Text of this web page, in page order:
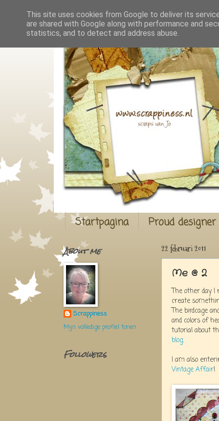
Startpagina Proud
22 februari 2011
Me @ 2
The other day I
create
The birdcage
and colors of
tutorial about
blog.
I am also
Vintage Affair!
About me
Scrappiness
Mijn volledige profiel tonen
Followers
This site uses cookies from Google to deliver its
are shared with Google along with performance and
statistics, and to detect and address abuse.